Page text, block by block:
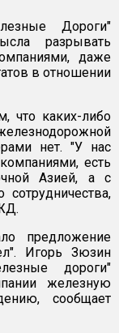
Дороги"
разрывать
даже
в отношении
что каких-либо
нет. "У нас
есть
Азией, а с
предложение
Игорь Зюзин
дороги"
железную
сообщает